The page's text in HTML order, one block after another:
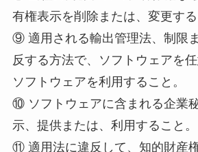
有権表示を削除または、変更する
⑨ 適用される輸出管理法、制限
反する方法で、ソフトウェアを
ソフトウェアを利用すること。
⑩ ソフトウェアに含まれる企業
示、提供または、利用すること。
⑪ 適用法に違反して、知的財産